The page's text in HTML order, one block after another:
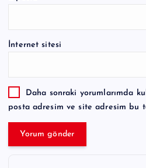
İnternet sitesi
Daha sonraki yorumlarımda
posta adresim ve site adresim bu